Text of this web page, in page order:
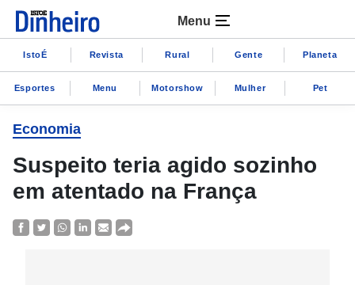
Menu
IstoÉ Revista Rural Gente Planeta
Esportes Menu Motorshow Mulher Pet
Economia
Suspeito teria agido sozinho
em atentado na França